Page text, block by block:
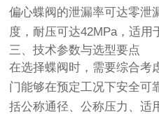
偏心蝶阀的泄漏率可达零泄
度，耐压可达42MPa，适用
三、技术参数与选型要点
在选择蝶阀时，需要综合考
门能够在预定工况下安全可
括公称通径、公称压力、适